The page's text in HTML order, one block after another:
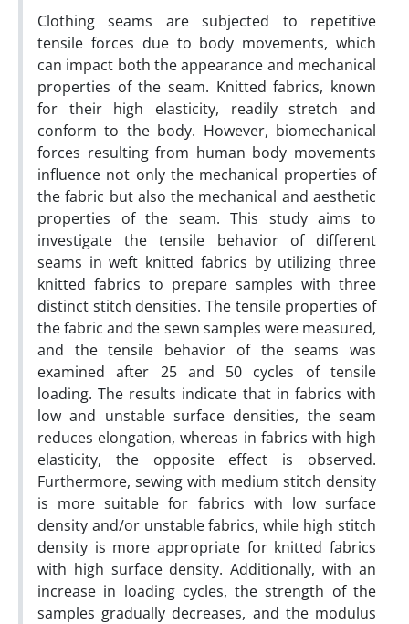
Clothing seams are subjected to repetitive
tensile forces due to body movements, which
can impact both the appearance and mechanical
properties of the seam. Knitted fabrics, known
for their high elasticity, readily stretch and
conform to the body. However, biomechanical
forces resulting from human body movements
influence not only the mechanical properties of
the fabric but also the mechanical and aesthetic
properties of the seam. This study aims to
investigate the tensile behavior of different
seams in weft knitted fabrics by utilizing three
knitted fabrics to prepare samples with three
distinct stitch densities. The tensile properties of
the fabric and the sewn samples were measured,
and the tensile behavior of the seams was
examined after 25 and 50 cycles of tensile
loading. The results indicate that in fabrics with
low and unstable surface densities, the seam
reduces elongation, whereas in fabrics with high
elasticity, the opposite effect is observed.
Furthermore, sewing with medium stitch density
is more suitable for fabrics with low surface
density and/or unstable fabrics, while high stitch
density is more appropriate for knitted fabrics
with high surface density. Additionally, with an
increase in loading cycles, the strength of the
samples gradually decreases, and the modulus